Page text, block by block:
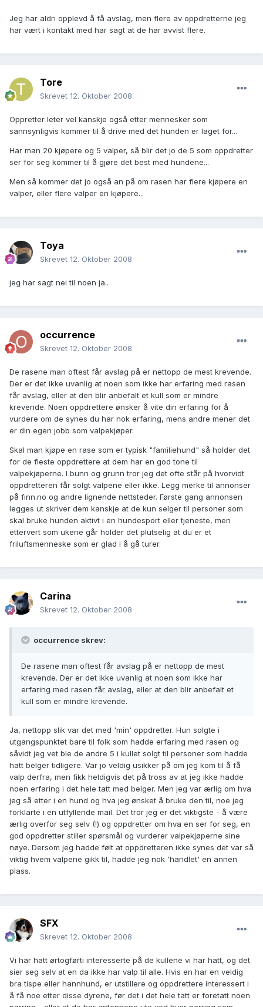
Jeg har aldri opplevd å få avslag, men flere av oppdretterne jeg
har vært i kontakt med har sagt at de har avvist flere.
Tore
Skrevet 12. Oktober 2008
Oppretter leter vel kanskje også etter mennesker som
sannsynligvis kommer til å drive med det hunden er laget for...
Har man 20 kjøpere og 5 valper, så blir det jo de 5 som oppdretter
ser for seg kommer til å gjøre det best med hundene...
Men så kommer det jo også an på om rasen har flere kjøpere en
valper, eller flere valper en kjøpere...
Toya
Skrevet 12. Oktober 2008
jeg har sagt nei til noen ja..
occurrence
Skrevet 12. Oktober 2008
De rasene man oftest får avslag på er nettopp de mest krevende.
Der er det ikke uvanlig at noen som ikke har erfaring med rasen
får avslag, eller at den blir anbefalt et kull som er mindre
krevende. Noen oppdrettere ønsker å vite din erfaring for å
vurdere om de synes du har nok erfaring, mens andre mener det
er din egen jobb som valpekjøper.
Skal man kjøpe en rase som er typisk "familiehund" så holder det
for de fleste oppdrettere at dem har en god tone til
valpekjøperne. I bunn og grunn tror jeg det ofte står på hvorvidt
oppdretteren får solgt valpene eller ikke. Legg merke til annonser
på finn.no og andre lignende nettsteder. Første gang annonsen
legges ut skriver dem kanskje at de kun selger til personer som
skal bruke hunden aktivt i en hundesport eller tjeneste, men
ettervert som ukene går holder det plutselig at du er et
friluftsmenneske som er glad i å gå turer.
Carina
Skrevet 12. Oktober 2008
occurrence skrev:
De rasene man oftest får avslag på er nettopp de mest
krevende. Der er det ikke uvanlig at noen som ikke har
erfaring med rasen får avslag, eller at den blir anbefalt et
kull som er mindre krevende.
Ja, nettopp slik var det med 'min' oppdretter. Hun solgte i
utgangspunktet bare til folk som hadde erfaring med rasen og
såvidt jeg vet ble de andre 5 i kullet solgt til personer som hadde
hatt belger tidligere. Var jo veldig usikker på om jeg kom til å få
valp derfra, men fikk heldigvis det på tross av at jeg ikke hadde
noen erfaring i det hele tatt med belger. Men jeg var ærlig om hva
jeg så etter i en hund og hva jeg ønsket å bruke den til, noe jeg
forklarte i en utfyllende mail. Det tror jeg er det viktigste - å være
ærlig overfor seg selv (!) og oppdretter om hva en ser for seg, en
god oppdretter stiller spørsmål og vurderer valpekjøperne sine
nøye. Dersom jeg hadde følt at oppdretteren ikke synes det var så
viktig hvem valpene gikk til, hadde jeg nok 'handlet' en annen
plass.
SFX
Skrevet 12. Oktober 2008
Vi har hatt ørtogførti interesserte på de kullene vi har hatt, og det
sier seg selv at en da ikke har valp til alle. Hvis en har en veldig
bra tispe eller hannhund, er utstillere og oppdrettere interessert i
å få noe etter disse dyrene, før det i det hele tatt er foretatt noen